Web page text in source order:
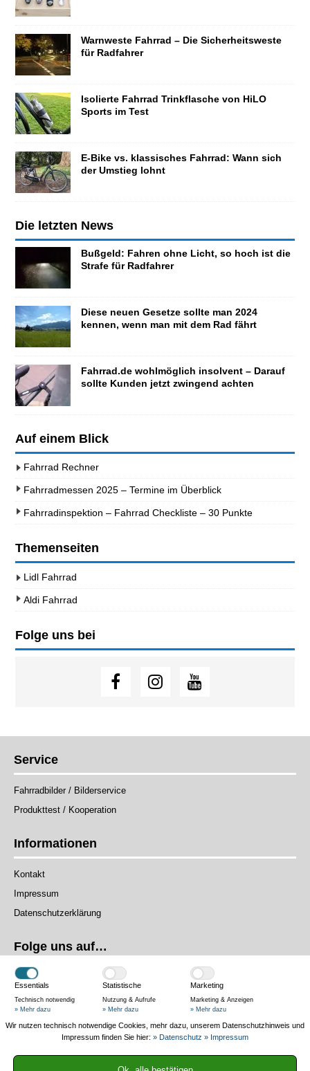
Warnweste Fahrrad – Die Sicherheitsweste
für Radfahrer
Isolierte Fahrrad Trinkflasche von HiLO
Sports im Test
E-Bike vs. klassisches Fahrrad: Wann sich
der Umstieg lohnt
Die letzten News
Bußgeld: Fahren ohne Licht, so hoch ist die
Strafe für Radfahrer
Diese neuen Gesetze sollte man 2024
kennen, wenn man mit dem Rad fährt
Fahrrad.de wohlmöglich insolvent – Darauf
sollte Kunden jetzt zwingend achten
Auf einem Blick
Fahrrad Rechner
Fahrradmessen 2025 – Termine im Überblick
Fahrradinspektion – Fahrrad Checkliste – 30 Punkte
Themenseiten
Lidl Fahrrad
Aldi Fahrrad
Folge uns bei
Service
Fahrradbilder / Bilderservice
Produkttest / Kooperation
Informationen
Kontakt
Impressum
Datenschutzerklärung
Folge uns auf…
Das Magazin
Authentisch und praxisnah – Wir testen Produkte in der Praxis, helfen
Essentials
Technisch notwendig
» Mehr dazu
Statistische
Nutzung & Aufrufe
» Mehr dazu
Marketing
Marketing & Anzeigen
» Mehr dazu
Wir nutzen technisch notwendige Cookies, mehr dazu, unserem Datenschutzhinweis und
Impressum finden Sie hier: » Datenschutz » Impressum